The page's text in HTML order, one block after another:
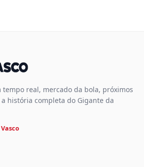
tempo real, mercado da bola, próximos
história completa do Gigante da